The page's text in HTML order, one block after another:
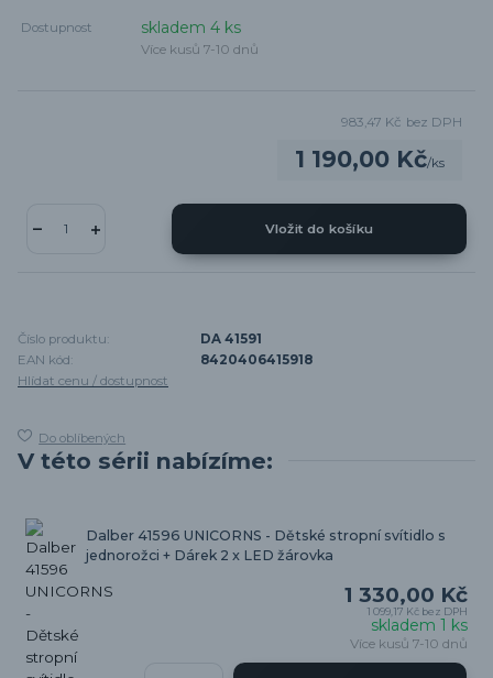
Dostupnost skladem 4 ks
Více kusů 7-10 dnů
1 190,00 Kč/ks
983,47 Kč bez DPH
Vložit do košíku
Číslo produktu:
DA 41591
EAN kód:
8420406415918
Hlídat cenu / dostupnost
Do oblíbených
V této sérii nabízíme:
Dalber 41596 UNICORNS - Dětské stropní svítidlo s
jednorožci + Dárek 2 x LED žárovka
1 330,00 Kč
1 099,17 Kč bez DPH
skladem 1 ks
Více kusů 7-10 dnů